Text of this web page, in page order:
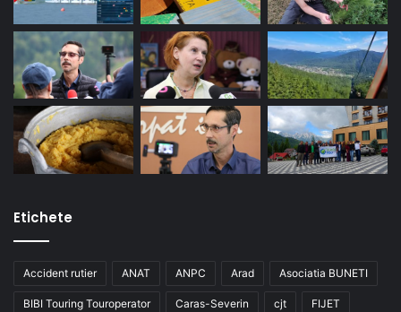
Etichete
Accident rutier ANAT ANPC Arad Asociatia BUNETI
BIBI Touring Touroperator Caras-Severin cjt FIJET